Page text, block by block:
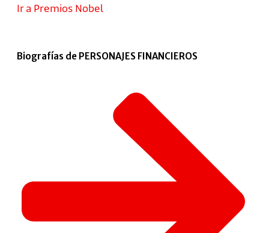
Ir a Premios Nobel
Biografías de PERSONAJES FINANCIEROS